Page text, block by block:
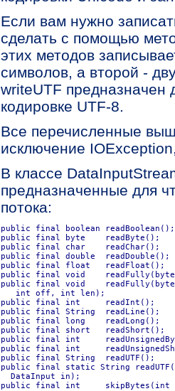
Если вам нужно
сделать с помощью
этих методов
символов, а второй -
writeUTF предназначен
кодировке UTF-8.
Все перечисленные
исключение
В классе
предназначенные для
потока:
public final boolean readBoolean();
public final byte    readByte();
public final char    readChar();
public final double  readDouble();
public final float   readFloat();
public final void
public final void
   int off, int len);
public final int     readInt();
public final String  readLine();
public final long    readLong();
public final short   readShort();
public final int
public final int
public final String  readUTF();
public final static String readUTF(
  DataInput in);
public final int     skipBytes(int